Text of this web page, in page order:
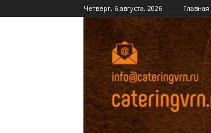
Четверг, 6 августа, 2026 Главная